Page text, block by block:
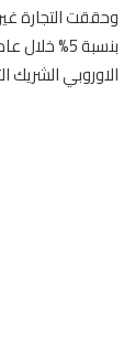
وحققت التجارة
الاوروبي الشريك